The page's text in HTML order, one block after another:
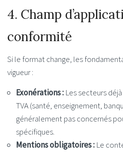
4. Champ
conformité
Si le format change, les
vigueur :
Exonérations : Les secteurs
TVA (santé, enseignement,
généralement pas concernés
spécifiques.
Mentions obligatoires : Le